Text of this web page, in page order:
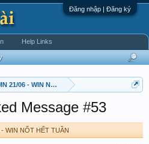
Đăng nhập | Đăng ký
21/06 - WIN NỐT HẾT TUẦN
Message #53
- WIN NỐT HẾT TUẦN
Help Links